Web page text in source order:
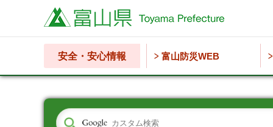
富山県
安全・安心情報 富山防災WEB